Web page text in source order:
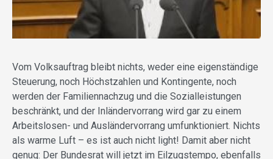
Vom Volksauftrag bleibt nichts, weder eine eigenständige
Steuerung, noch Höchstzahlen und Kontingente, noch
werden der Familiennachzug und die Sozialleistungen
beschränkt, und der Inländervorrang wird gar zu einem
Arbeitslosen- und Ausländervorrang umfunktioniert. Nichts
als warme Luft – es ist auch nicht light! Damit aber nicht
genug: Der Bundesrat will jetzt im Eilzugstempo, ebenfalls